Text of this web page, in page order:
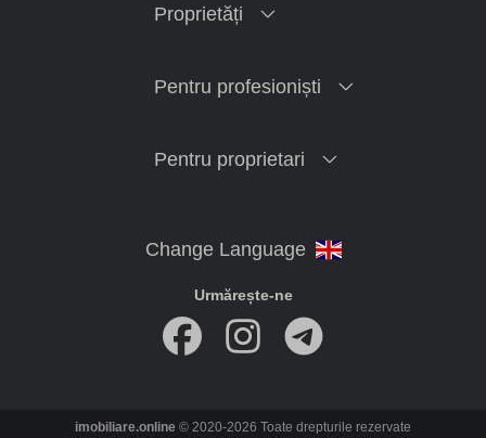
Proprietăți
Pentru profesioniști
Pentru proprietari
Urmărește-ne
imobiliare.online © 2020-2026 Toate drepturile rezervate